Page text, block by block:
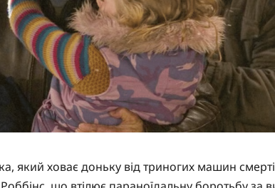
який ховає доньку від триногих машин